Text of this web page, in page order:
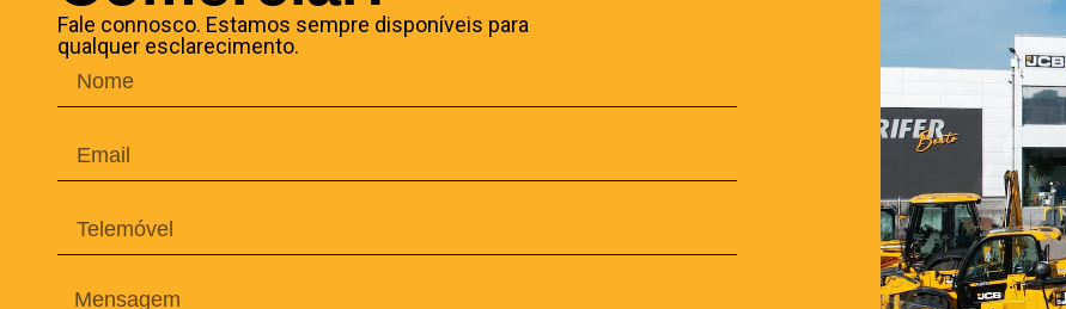
Fale connosco. Estamos sempre disponíveis para
qualquer esclarecimento.